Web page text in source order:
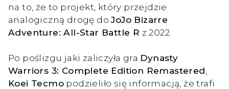
na to, że to projekt, który przejdzie
analogiczną drogę doJoJo Bizarre
Adventure: All-Star Battle R z 2022.
Po poślizgu jaki zaliczyła gra Dynasty
Warriors 3: Complete Edition Remastered
Koei Tecmo podzieliło się informacją, że trafi